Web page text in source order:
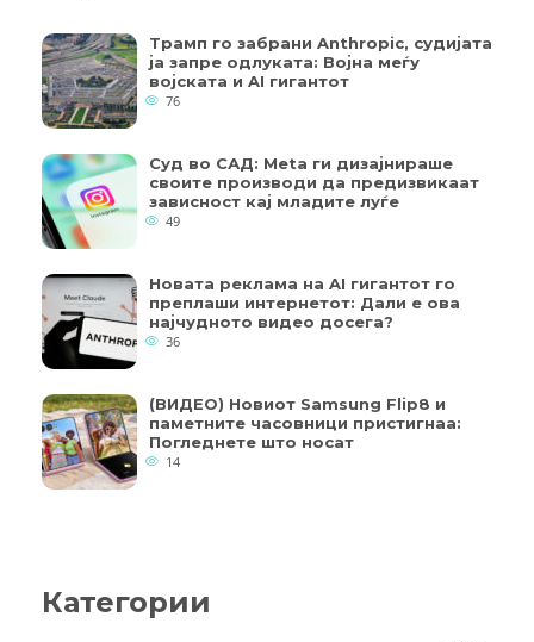
Трамп го забрани Anthropic, судијата
ја запре одлуката: Војна меѓу
војската и AI гигантот
76
Суд во САД: Meta ги дизајнираше
своите производи да предизвикаат
зависност кај младите луѓе
49
Новата реклама на AI гигантот го
преплаши интернетот: Дали е ова
најчудното видео досега?
36
(ВИДЕО) Новиот Samsung Flip8 и
паметните часовници пристигнаа:
Погледнете што носат
14
Категории